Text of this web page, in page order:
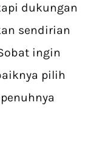
dukungan
sendirian
ingin
pilih